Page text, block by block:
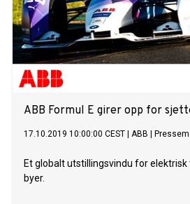
ABB Formul E girer opp for
17.10.2019 10:00:00 CEST ABB
Et globalt utstillingsvindu for
byer.